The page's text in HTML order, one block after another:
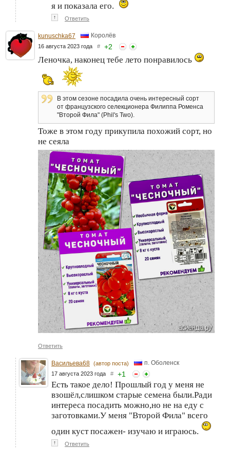
я и показала его.
↑ Ответить
kunuschka67 Королёв
16 августа 2023 года # +2
Леночка, наконец тебе лето понравилось
В этом сезоне посадила очень интересный сорт
от французского селекционера Филиппа Роменса
"Второй Фила" (Phil's Two).
Тоже в этом году прикупила похожий сорт, но
не сеяла
Ответить
Васильева68 (автор поста) п. Оболенск
17 августа 2023 года # +1
Есть такое дело! Прошлый год у меня не
взошёл,слишком старые семена были.Ради
интереса посадить можно,но не на еду с
заготовками.У меня "Второй Фила" всего
один куст посажен- изучаю и играюсь.
↑ Ответить